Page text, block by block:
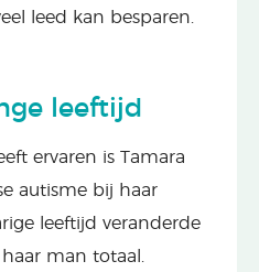
leed kan besparen.
leeftijd
ervaren is Tamara
autisme bij haar
leeftijd veranderde
man totaal.